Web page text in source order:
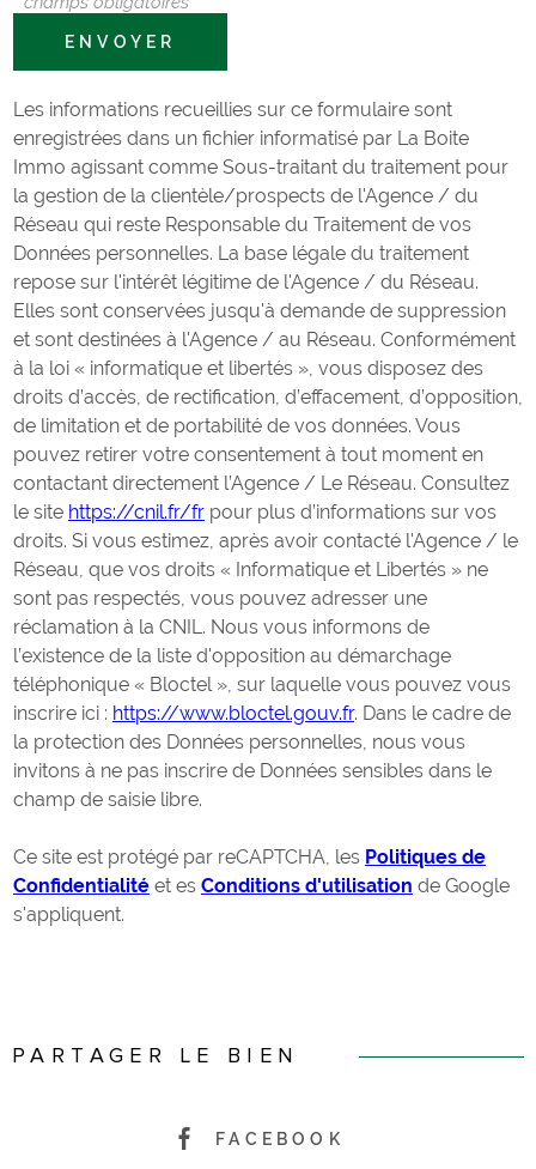
ENVOYER
Les informations recueillies sur ce formulaire sont
enregistrées dans un fichier informatisé par La Boite
Immo agissant comme Sous-traitant du traitement pour
la gestion de la clientèle/prospects de l'Agence / du
Réseau qui reste Responsable du Traitement de vos
Données personnelles. La base légale du traitement
repose sur l'intérêt légitime de l'Agence / du Réseau.
Elles sont conservées jusqu'à demande de suppression
et sont destinées à l'Agence / au Réseau. Conformément
à la loi « informatique et libertés », vous disposez des
droits d’accès, de rectification, d’effacement, d’opposition,
de limitation et de portabilité de vos données. Vous
pouvez retirer votre consentement à tout moment en
contactant directement l’Agence / Le Réseau. Consultez
le site https://cnil.fr/fr pour plus d’informations sur vos
droits. Si vous estimez, après avoir contacté l'Agence / le
Réseau, que vos droits « Informatique et Libertés » ne
sont pas respectés, vous pouvez adresser une
réclamation à la CNIL. Nous vous informons de
l’existence de la liste d'opposition au démarchage
téléphonique « Bloctel », sur laquelle vous pouvez vous
inscrire ici : https://www.bloctel.gouv.fr. Dans le cadre de
la protection des Données personnelles, nous vous
invitons à ne pas inscrire de Données sensibles dans le
champ de saisie libre.
Ce site est protégé par reCAPTCHA, les Politiques de
Confidentialité et es Conditions d'utilisation de Google
s'appliquent.
PARTAGER LE BIEN
FACEBOOK